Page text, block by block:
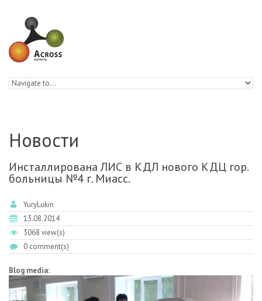
Новости
Инсталлирована ЛИС в КДЛ нового КДЦ гор.
больницы №4 г. Миасс.
YuryLukin
13.08.2014
3068 view(s)
0 comment(s)
Blog media: